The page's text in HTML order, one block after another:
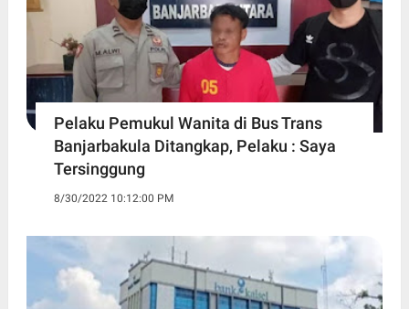
Pelaku Pemukul Wanita di Bus Trans
Banjarbakula Ditangkap, Pelaku : Saya
Tersinggung
8/30/2022 10:12:00 PM